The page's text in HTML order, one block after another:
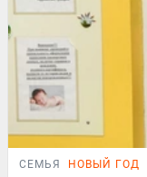
СЕМЬЯ НОВЫЙ ГОД